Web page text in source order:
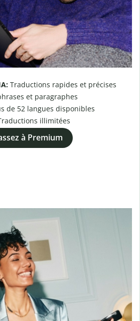
Traductions rapides et précises
et paragraphes
de 52 langues disponibles
illimitées
à Premium